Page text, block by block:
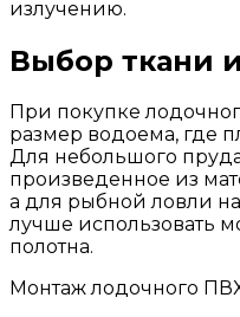
излучению.
Выбор ткани
При покупке
размер водоема, где
Для небольшого
произведенное из
а для рыбной ловли
лучше использовать
полотна.
Монтаж лодочного